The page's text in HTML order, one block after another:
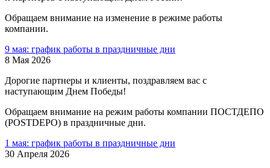
Обращаем внимание на изменение в режиме работы
компании.
9 мая: график работы в праздничные дни
8 Мая 2026
Дорогие партнеры и клиенты, поздравляем вас с
наступающим Днем Победы!
Обращаем внимание на режим работы компании ПОСТДЕПО
(POSTDEPO) в праздничные дни.
1 мая: график работы в праздничные дни
30 Апреля 2026